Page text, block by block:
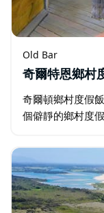
Old Bar
奇爾特恩鄉村
奇爾頓鄉村度假
個僻靜的鄉村度